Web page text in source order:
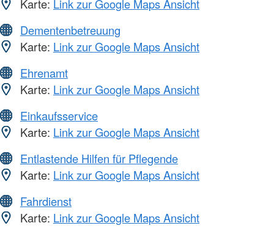
Karte: Link zur Google Maps Ansicht
Dementenbetreuung
Karte: Link zur Google Maps Ansicht
Ehrenamt
Karte: Link zur Google Maps Ansicht
Einkaufsservice
Karte: Link zur Google Maps Ansicht
Entlastende Hilfen für Pflegende
Karte: Link zur Google Maps Ansicht
Fahrdienst
Karte: Link zur Google Maps Ansicht